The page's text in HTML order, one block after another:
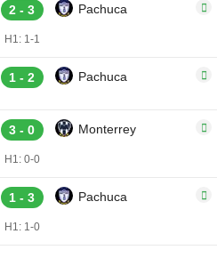
2 - 3 Pachuca
H1: 1-1
1 - 2 Pachuca
3 - 0 Monterrey
H1: 0-0
1 - 3 Pachuca
H1: 1-0